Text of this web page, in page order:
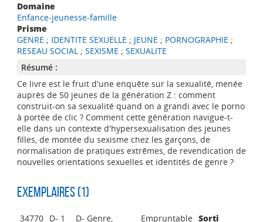
Domaine
Enfance-jeunesse-famille
Prisme
GENRE ; IDENTITE SEXUELLE ; JEUNE ; PORNOGRAPHIE ;
RESEAU SOCIAL; SEXISME ; SEXUALITE
Résumé :
Ce livre est le fruit d'une enquête sur la sexualité, menée
auprès de 50 jeunes de la génération Z : comment
construit-on sa sexualité quand on a grandi avec le porno
à portée de clic ? Comment cette génération navigue-t-
elle dans un contexte d'hypersexualisation des jeunes
filles, de montée du sexisme chez les garçons, de
normalisation de pratiques extrêmes, de revendication de
nouvelles orientations sexuelles et identités de genre ?
Exemplaires (1)
34770 D- 1
D- Genre,
Empruntable Sorti